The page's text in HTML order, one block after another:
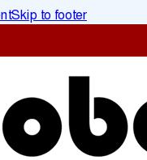
Skip to footer